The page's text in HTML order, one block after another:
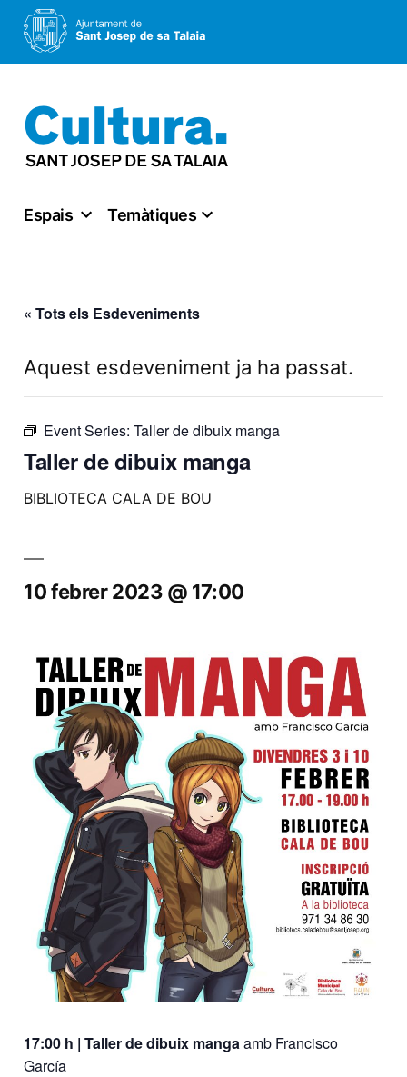
al
contingut
Espais Temàtiques
« Tots els Esdeveniments
Aquest esdeveniment ja ha passat.
Event Series:Taller de dibuix manga
Taller de dibuix manga
BIBLIOTECA CALA DE BOU
10 febrer 2023 @ 17:00
17:00 h | Taller de dibuix mangaamb Francisco
García